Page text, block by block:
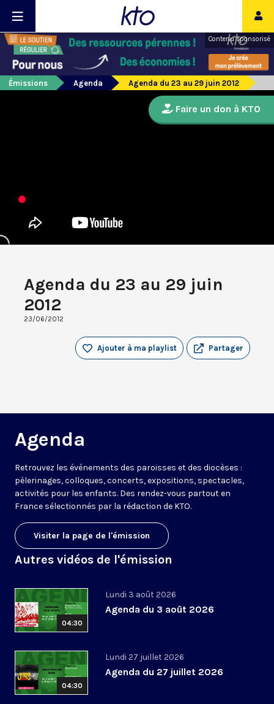
Contenu sponsorisé
Émissions Agenda Agenda du 23 au 29 juin 2012
Agenda du 23 au 29 juin
2012
23/06/2012
Partager
Ajouter à ma playlist
Agenda
Retrouvez les événements des paroisses et des diocèses :
pèlerinages, colloques, concerts, expositions, spectacles,
activités pour les enfants. Des rendez-vous partout en
France sélectionnés par la rédaction de KTO.
Visiter la page de l'émission
Autres vidéos de l'émission
04:30
Lundi 3 août 2026
Agenda du 3 août 2026
04:30
Lundi 27 juillet 2026
Agenda du 27 juillet 2026
Faire un don à KTO